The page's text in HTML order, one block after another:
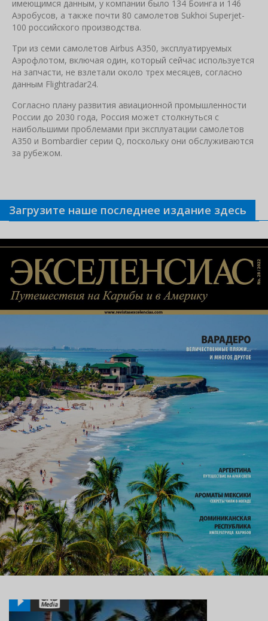
имеющимся данным, у компании было 134 Боинга и 146
Аэробусов, а также почти 80 самолетов Sukhoi Superjet-
100 российского производства.
Три из семи самолетов Airbus A350, эксплуатируемых
Аэрофлотом, включая один, который сейчас используется
на запчасти, не взлетали около трех месяцев, согласно
данным Flightradar24.
Согласно плану развития авиационной промышленности
России до 2030 года, Россия может столкнуться с
наибольшими проблемами при эксплуатации самолетов
A350 и Bombardier серии Q, поскольку они обслуживаются
за рубежом.
Связанные новости
Загрузите наше последнее издание здесь